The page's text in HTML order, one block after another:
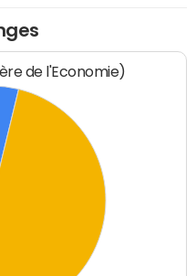
de l'Economie)